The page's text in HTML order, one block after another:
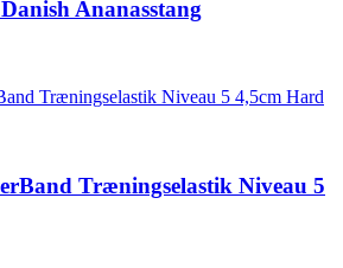
Ananasstang
Træningselastik Niveau 5